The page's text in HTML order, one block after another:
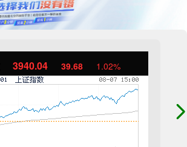
3940.04 39.68 1.02%